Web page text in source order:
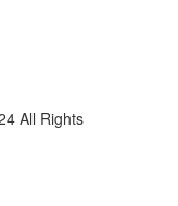
All Rights